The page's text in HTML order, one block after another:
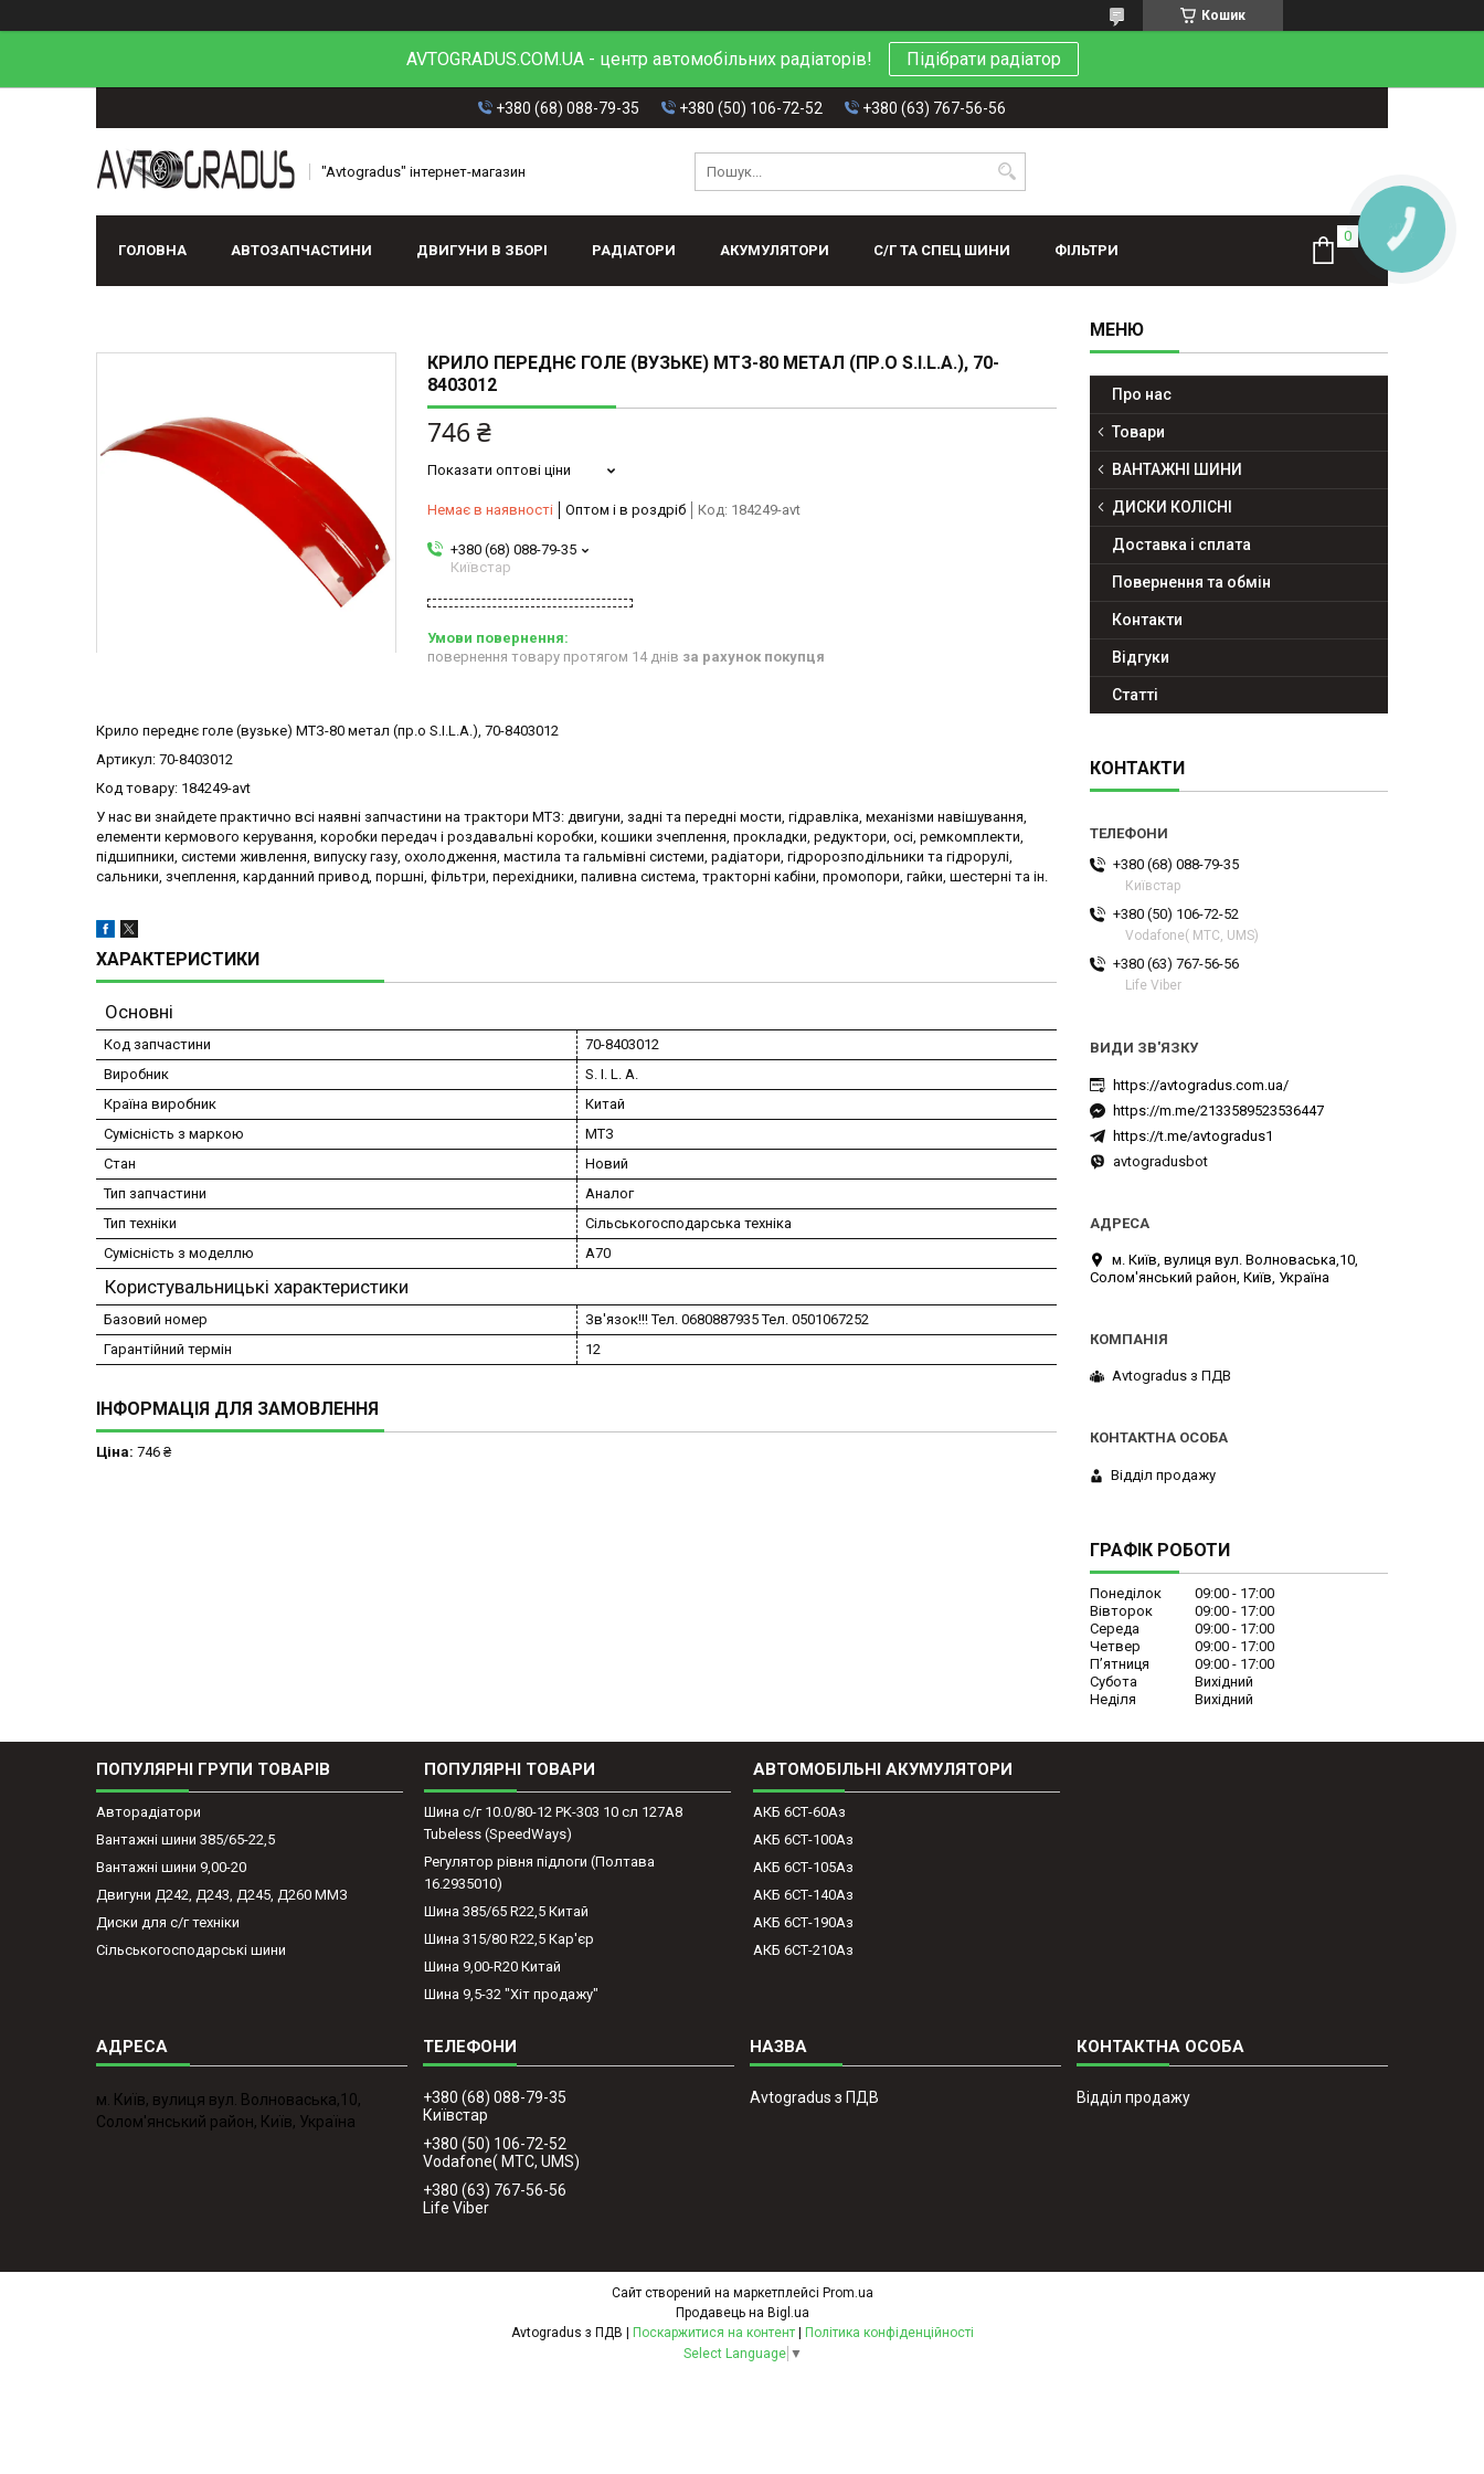
Кошик
AVTOGRADUS.COM.UA - центр автомобільних радіаторів! Підібрати радіатор
+380 (68) 088-79-35 +380 (50) 106-72-52 +380 (63) 767-56-56
"Avtogradus" інтернет-магазин
ГОЛОВНА АВТОЗАПЧАСТИНИ ДВИГУНИ В ЗБОРІ РАДІАТОРИ АКУМУЛЯТОРИ С/Г ТА СПЕЦ ШИНИ ФІЛЬТРИ
КРИЛО ПЕРЕДНЄ ГОЛЕ (ВУЗЬКЕ) МТЗ-80 МЕТАЛ (ПР.О S.I.L.A.), 70-
8403012
746 ₴
Показати оптові ціни
Немає в наявності Оптом і в роздріб Код: 184249-avt
+380 (68) 088-79-35
Київстар
повернення товару протягом 14 днів за рахунок покупця
Крило переднє голе (вузьке) МТЗ-80 метал (пр.о S.I.L.A.), 70-8403012
Артикул: 70-8403012
Код товару: 184249-avt
У нас ви знайдете практично всі наявні запчастини на трактори МТЗ: двигуни, задні та передні мости, гідравліка, механізми навішування,
елементи кермового керування, коробки передач і роздавальні коробки, кошики зчеплення, прокладки, редуктори, осі, ремкомплекти,
підшипники, системи живлення, випуску газу, охолодження, мастила та гальмівні системи, радіатори, гідророзподільники та гідрорулі,
сальники, зчеплення, карданний привод, поршні, фільтри, перехідники, паливна система, тракторні кабіни, промопори, гайки, шестерні та ін.
ХАРАКТЕРИСТИКИ
Основні
Код запчастини
70-8403012
Виробник
S. I. L. A.
Країна виробник
Китай
Сумісність з маркою
МТЗ
Стан
Новий
Тип запчастини
Аналог
Тип техніки
Сільськогосподарська техніка
Сумісність з моделлю
A70
Користувальницькі характеристики
Базовий номер
Зв'язок!!! Тел. 0680887935 Тел. 0501067252
Гарантійний термін
12
ІНФОРМАЦІЯ ДЛЯ ЗАМОВЛЕННЯ
Ціна: 746 ₴
Про нас
Товари
ВАНТАЖНІ ШИНИ
ДИСКИ КОЛІСНІ
Доставка і сплата
Повернення та обмін
Контакти
Відгуки
Статті
КОНТАКТИ
+380 (68) 088-79-35
Київстар
+380 (50) 106-72-52
Vodafone( МТС, UMS)
+380 (63) 767-56-56
Life Viber
https://avtogradus.com.ua/
https://m.me/2133589523536447
https://t.me/avtogradus1
avtogradusbot
м. Київ, вулиця вул. Волноваська,10,
Солом'янський район, Київ, Україна
Avtogradus з ПДВ
Відділ продажу
ГРАФІК РОБОТИ
Понеділок 09:00
17:00
Вівторок
09:00
17:00
Середа
09:00
17:00
Четвер
09:00
17:00
Пʼятниця
09:00
17:00
Субота
Вихідний
Неділя
Вихідний
ПОПУЛЯРНІ ГРУПИ ТОВАРІВ
Авторадіатори
Вантажні шини 385/65-22,5
Вантажні шини 9,00-20
Двигуни Д242, Д243, Д245, Д260 ММЗ
Диски для с/г техніки
Сільськогосподарські шини
ПОПУЛЯРНІ ТОВАРИ
Шина с/г 10.0/80-12 PK-303 10 сл 127A8
Tubeless (SpeedWays)
Регулятор рівня підлоги (Полтава
16.2935010)
Шина 385/65 R22,5 Китай
Шина 315/80 R22,5 Кар'єр
Шина 9,00-R20 Китай
Шина 9,5-32 "Хіт продажу"
АВТОМОБІЛЬНІ АКУМУЛЯТОРИ
АКБ 6СТ-60Аз
АКБ 6СТ-100Аз
АКБ 6СТ-105Аз
АКБ 6СТ-140Аз
АКБ 6СТ-190Аз
АКБ 6СТ-210Аз
м. Київ, вулиця вул. Волноваська,10,
Солом'янський район, Київ, Україна
+380 (68) 088-79-35
Київстар
+380 (50) 106-72-52
Vodafone( МТС, UMS)
+380 (63) 767-56-56
Life Viber
Avtogradus з ПДВ Відділ продажу
Сайт створений на маркетплейсі Prom.ua
Продавець на Bigl.ua
Поскаржитися на контент
Політика конфіденційності
Select Language ▼
КНОПКА
ЗВ'ЯЗКУ